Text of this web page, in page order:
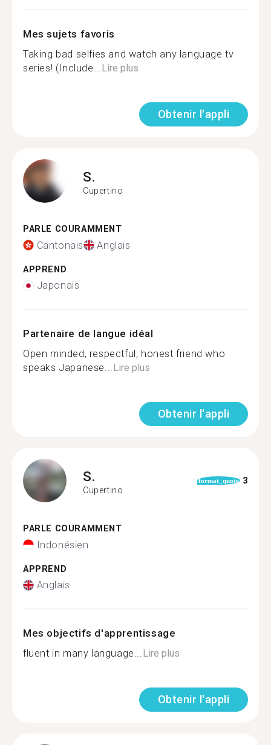
Mes sujets favoris
Taking bad selfies and watch any language tv
series! (Include...Lire plus
Obtenir l'appli
S.
Cupertino
PARLE COURAMMENT
Cantonais Anglais
APPREND
Japonais
Partenaire de langue idéal
Open minded, respectful, honest friend who
speaks Japanese...Lire plus
Obtenir l'appli
S.
Cupertino
format_quote 3
PARLE COURAMMENT
Indonésien
APPREND
Anglais
Mes objectifs d'apprentissage
fluent in many language...Lire plus
Obtenir l'appli